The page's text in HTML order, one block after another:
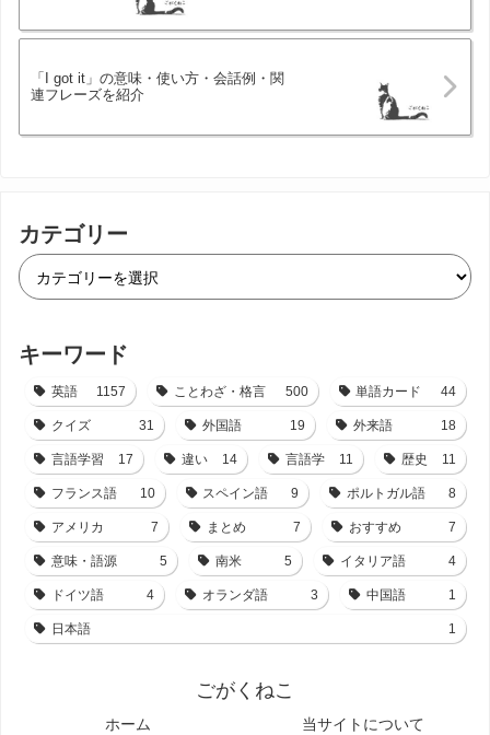
「I got it」の意味・使い方・会話例・関
連フレーズを紹介
カテゴリー
キーワード
英語 1157 ことわざ・格言 500 単語カード 44
クイズ 31 外国語 19 外来語 18
言語学習 17 違い 14 言語学 11 歴史 11
フランス語 10 スペイン語 9 ポルトガル語 8
アメリカ 7 まとめ 7 おすすめ 7
意味・語源 5 南米 5 イタリア語 4
ドイツ語 4 オランダ語 3 中国語 1
日本語 1
ごがくねこ
ホーム 当サイトについて